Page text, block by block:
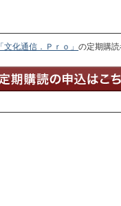
「文化通信．Ｐｒｏ」の定期購